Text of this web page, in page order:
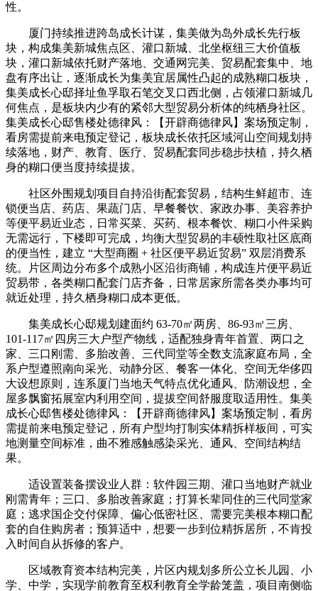
性。
厦门持续推进跨岛成长计谋，集美做为岛外成长先行板
块，构成集美新城焦点区、灌口新城、北坐枢纽三大价值板
块，灌口新城依托财产落地、交通网完美、贸易配套集中、地
盘有序出让，逐渐成长为集美宜居属性凸起的成熟糊口板块，
集美成长心邸择址鱼孚取石笔交叉口西北侧，占领灌口新城几
何焦点，是板块内少有的紧邻大型贸易分析体的纯栖身社区。
集美成长心邸售楼处德律风：【开辟商德律风】案场预定制，
看房需提前来电预定登记，板块成长依托区域河山空间规划持
续落地，财产、教育、医疗、贸易配套同步稳步扶植，持久栖
身的糊口便当度持续提拔。
社区外围规划项目自持沿街配套贸易，结构生鲜超市、连
锁便当店、药店、果蔬门店、早餐餐饮、家政办事、美容养护
等便平易近业态，日常买菜、买药、根本餐饮、糊口小件采购
无需远行，下楼即可完成，均衡大型贸易的丰硕性取社区底商
的便当性，建立 “大型商圈 + 社区便平易近贸易” 双层消费系
统。片区周边分布多个成熟小区沿街商铺，构成连片便平易近
贸易带，各类糊口配套门店齐备，日常居家所需各类办事均可
就近处理，持久栖身糊口成本更低。
集美成长心邸规划建面约 63-70㎡两房、86-93㎡三房、
101-117㎡四房三大户型产物线，适配独身青年首置、两口之
家、三口刚需、多胎改善、三代同堂等全数支流家庭布局，全
系户型遵照南向采光、动静分区、餐客一体化、空间无华侈四
大设想原则，连系厦门当地天气特点优化通风、防潮设想，全
屋多飘窗拓展室内利用空间，提拔空间舒服度取适用性。集美
成长心邸售楼处德律风：【开辟商德律风】案场预定制，看房
需提前来电预定登记，所有户型均打制实体精拆样板间，可实
地测量空间标准，曲不雅感触感染采光、通风、空间结构结
果。
适设置装备摆设业人群：软件园三期、灌口当地财产就业
刚需青年；三口、多胎改善家庭；打算长辈同住的三代同堂家
庭；逃求国企交付保障、偏心低密社区、需要完美根本糊口配
套的自住购房者；预算适中，想要一步到位精拆居所，不肯投
入时间自从拆修的客户。
区域教育资本结构完美，片区内规划多所公立长儿园、小
学、中学，实现学前教育至权利教育全学龄笼盖，项目南侧临